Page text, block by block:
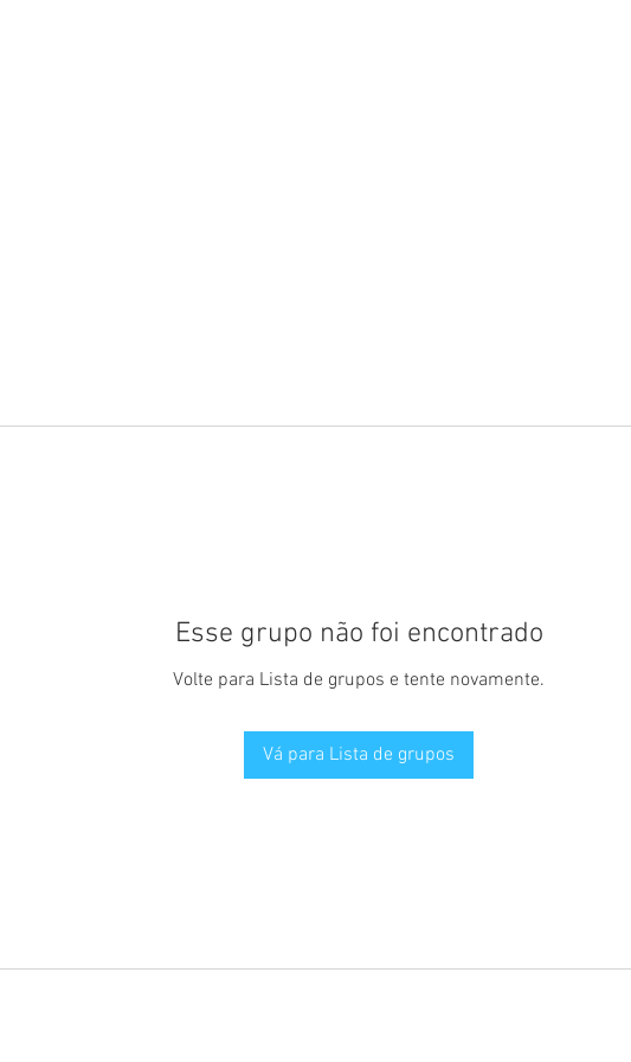
Esse grupo não foi encontrado
Volte para Lista de grupos e tente novamente.
Vá para Lista de grupos